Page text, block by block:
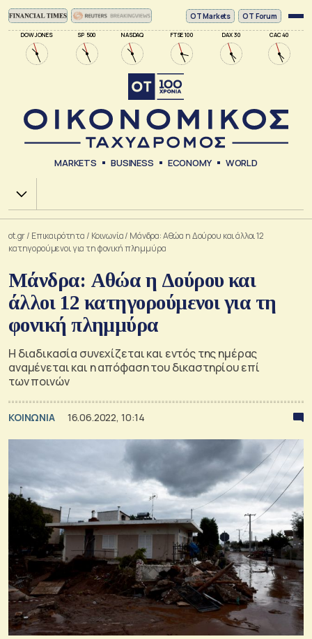
DOW JONES SP 500 NASDAQ FTSE 100 DAX 30 CAC 40
ΟΤ Markets OT Forum
MARKETS BUSINESS ECONOMY WORLD
Χ.Α.
ot.gr/ Επικαιρότητα / Κοινωνία/ Μάνδρα: Αθώα η Δούρου και άλλοι 12
κατηγορούμενοι για τη φονική πλημμύρα
Μάνδρα: Αθώα η Δούρου και
άλλοι 12 κατηγορούμενοι για τη
φονική πλημμύρα
Η διαδικασία συνεχίζεται και εντός της ημέρας
αναμένεται και η απόφαση του δικαστηρίου επί
των ποινών
ΚΟΙΝΩΝΙΑ 16.06.2022, 10:14